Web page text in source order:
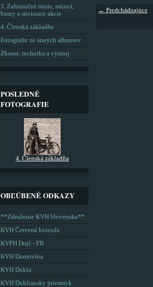
← Predchádzajúce
3. Zahraničné misie, múzeá,
burzy a súvisiace akcie
4. Členská základňa
Fotografie zo starých albumov
Zbrane, technika a výstroj
POSLEDNÉ
FOTOGRAFIE
4. Členská základňa
OBĽÚBENÉ ODKAZY
**Združenie KVH Slovenska**
KVH Červená hviezda
KVPH Dojč - FB
KVH Domovina
KVH Dukla
KVH Dukliansky priesmyk